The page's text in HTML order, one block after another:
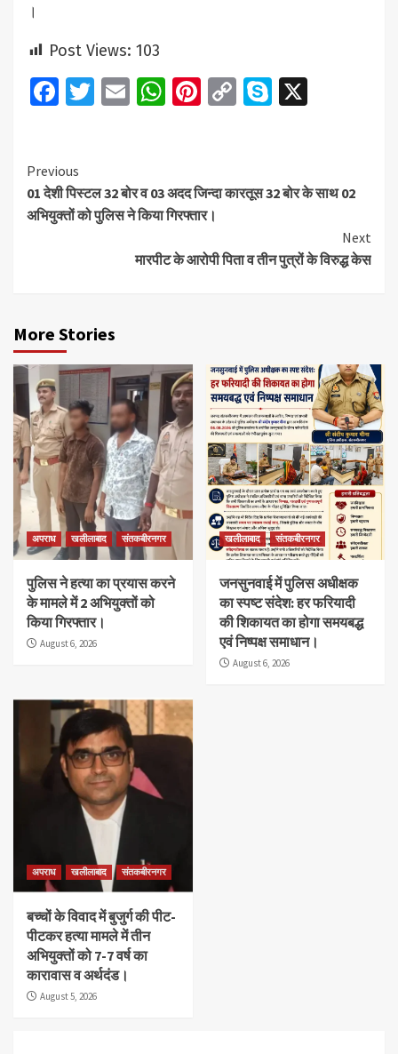
।
Post Views: 103
Facebook
Twitter
EmailWhatsApp
Pinterest
CopySkype
Continue
Reading
Previous
01 देशी पिस्टल 32 बोर व 03 अदद जिन्दा कारतूस 32 बोर के साथ 02
अभियुक्तों को पुलिस ने किया गिरफ्तार।
Next
मारपीट के आरोपी पिता व तीन पुत्रों के विरुद्ध केस
More Stories
अपराध खलीलाबाद संतकबीरनगर
पुलिस ने हत्या का प्रयास करने
के मामले में 2 अभियुक्तों को
किया गिरफ्तार।
August 6, 2026
खलीलाबाद संतकबीरनगर
जनसुनवाई में पुलिस अधीक्षक
का स्पष्ट संदेश: हर फरियादी
की शिकायत का होगा समयबद्ध
एवं निष्पक्ष समाधान।
August 6, 2026
अपराध खलीलाबाद संतकबीरनगर
बच्चों के विवाद में बुजुर्ग की पीट-
पीटकर हत्या मामले में तीन
अभियुक्तों को 7-7 वर्ष का
कारावास व अर्थदंड।
August 5, 2026